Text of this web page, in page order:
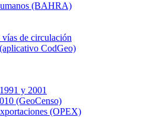
(BAHRA)
de circulación
CodGeo)
y 2001
(GeoCenso)
(OPEX)